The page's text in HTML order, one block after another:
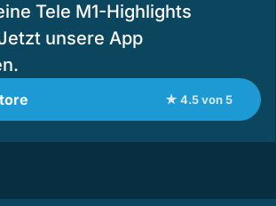
Tele M1-Highlights
unsere App
★ 4.5 von 5